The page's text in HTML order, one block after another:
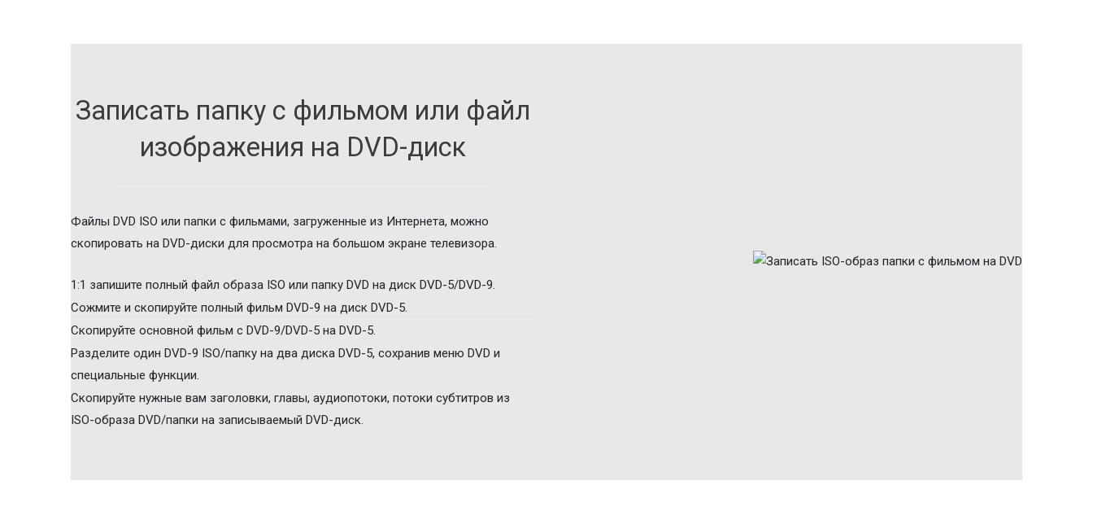
Записать папку с фильмом или файл
изображения на DVD-диск
Файлы DVD ISO или папки с фильмами, загруженные из Интернета, можно
скопировать на DVD-диски для просмотра на большом экране телевизора.
1:1 запишите полный файл образа ISO или папку DVD на диск DVD-5/DVD-9.
Сожмите и скопируйте полный фильм DVD-9 на диск DVD-5.
Скопируйте основной фильм с DVD-9/DVD-5 на DVD-5.
Разделите один DVD-9 ISO/папку на два диска DVD-5, сохранив меню DVD и
специальные функции.
Скопируйте нужные вам заголовки, главы, аудиопотоки, потоки субтитров из
ISO-образа DVD/папки на записываемый DVD-диск.